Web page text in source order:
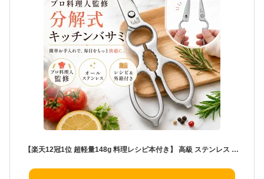
【楽天12冠1位 超軽量148g 料理レシピ本付き】 高級 ステンレス 料理バサミ キッチンハサミ キッチンバサミ 離乳食 調理用ハサミ 食洗機対応 調理バサミ 切れ味抜群 料理ハサミ 調理ハサミ よく切れるハサミ 分解できる 分解 肉切りハサミ GIFT